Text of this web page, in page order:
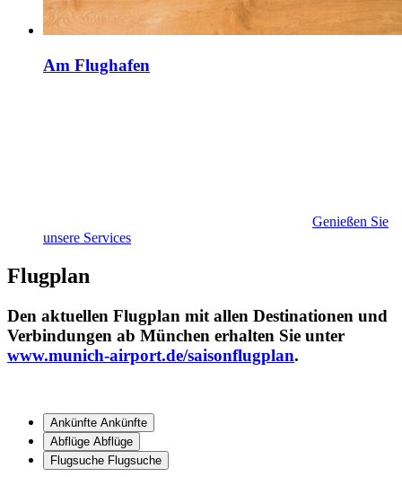
Am Flughafen
Genießen Sie
unsere Services
Flugplan
Den aktuellen Flugplan mit allen Destinationen und
Verbindungen ab München erhalten Sie unter
www.munich-airport.de/saisonflugplan.
Ankünfte Ankünfte
Abflüge Abflüge
Flugsuche Flugsuche